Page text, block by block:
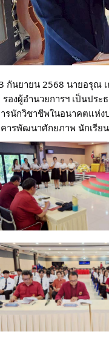
กันยายน 2568 นายอรุณ
รองผู้อำนวยการฯ เป็นประ
รนักวิชาชีพในอนาคตแห่ง
ารพัฒนาศักยภาพ นักเรีย